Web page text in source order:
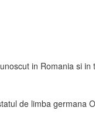
in Romania si